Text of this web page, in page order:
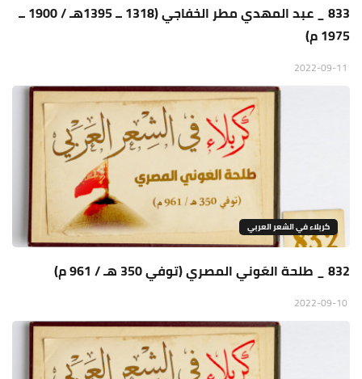
833 _ عبد المهدي مطر الخفاجي (1318 ــ 1395هـ / 1900 ــ
1975 م)‍
كربلاء في الشعر العربي
832 _ طلحة العَوني المصري (توفي 350 هـ / 961 م)